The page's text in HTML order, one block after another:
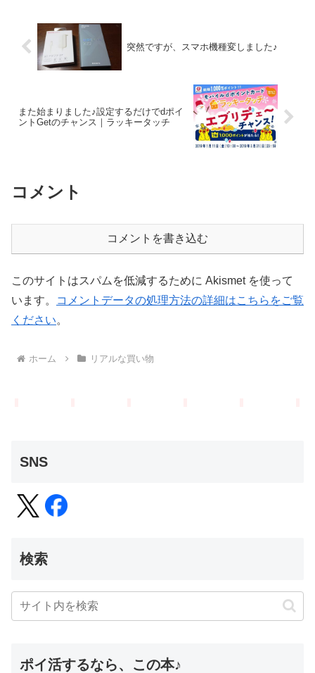
突然ですが、スマホ機種変しました♪
また始まりました♪設定するだけでdポイ
ントGetのチャンス｜ラッキータッチ
コメント
コメントを書き込む
このサイトはスパムを低減するために Akismet を使って
います。
コメントデータの処理方法の詳細はこちらをご覧
ください。
ホーム リアルな買い物
SNS
検索
ポイ活するなら、この本♪